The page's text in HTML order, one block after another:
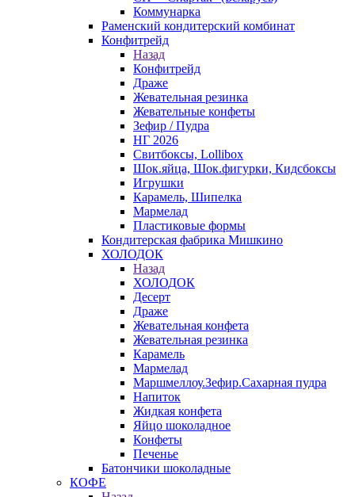
Коммунарка
Раменский кондитерский комбинат
Конфитрейд
Назад
Конфитрейд
Драже
Жевательная резинка
Жевательные конфеты
Зефир / Пудра
НГ 2026
Свитбоксы, Lollibox
Шок.яйца, Шок.фигурки, Кидсбоксы
Игрушки
Карамель, Шипелка
Мармелад
Пластиковые формы
Кондитерская фабрика Мишкино
ХОЛОДОК
Назад
ХОЛОДОК
Десерт
Драже
Жевательная конфета
Жевательная резинка
Карамель
Мармелад
Маршмеллоу.Зефир.Сахарная пудра
Напиток
Жидкая конфета
Яйцо шоколадное
Конфеты
Печенье
Батончики шоколадные
КОФЕ